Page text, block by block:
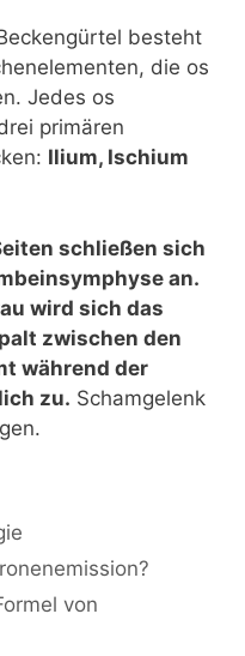
besteht
die os
Jedes os
primären
Ilium, Ischium
schließen sich
an.
wird sich das
zwischen den
während der
zu. Schamgelenk
von